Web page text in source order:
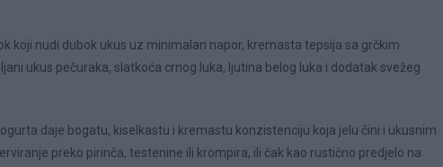
koji nudi dubok ukus uz minimalan napor, kremasta tepsija sa grčkim
ukus pečuraka, slatkoća crnog luka, ljutina belog luka i dodatak svežeg
daje bogatu, kiselkastu i kremastu konzistenciju koja jelu čini i ukusnim
preko pirinča, testenine ili krompira, ili čak kao rustično predjelo na